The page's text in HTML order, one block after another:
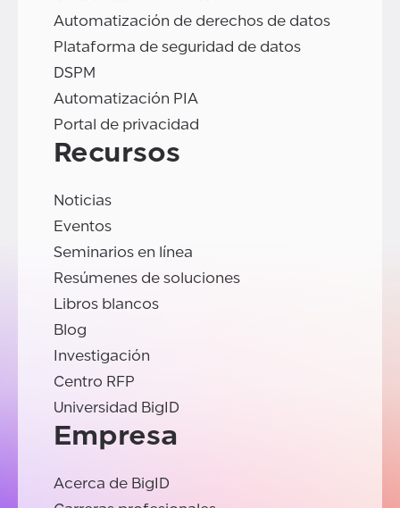
Automatización de derechos de datos
Plataforma de seguridad de datos
DSPM
Automatización PIA
Portal de privacidad
Recursos
Noticias
Eventos
Seminarios en línea
Resúmenes de soluciones
Libros blancos
Blog
Investigación
Centro RFP
Universidad BigID
Empresa
Acerca de BigID